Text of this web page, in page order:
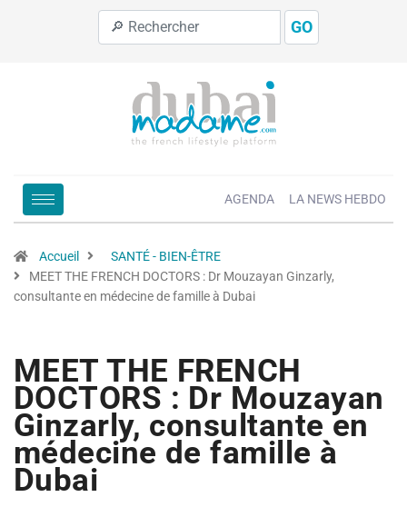
GO
AGENDA LA NEWS HEBDO
Accueil
SANTÉ - BIEN-ÊTRE
MEET THE FRENCH DOCTORS : Dr Mouzayan Ginzarly,
consultante en médecine de famille à Dubai
MEET THE FRENCH
DOCTORS : Dr Mouzayan
Ginzarly, consultante en
médecine de famille à
Dubai